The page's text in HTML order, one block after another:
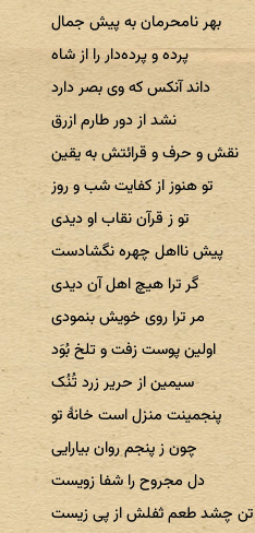
بهر نامحرمان به پیش جمال
پرده و پرده‌دار را از شاه
داند آنکس که وی بصر دارد
نشد از دور طارم ازرق
نقش و حرف و قرائتش به یقین
تو هنوز از کفایت شب و روز
تو ز قرآن نقاب او دیدی
پیش نااهل چهره نگشادست
گر ترا هیچ اهل آن دیدی
مر ترا روی خویش بنمودی
اولین پوست زفت و تلخ بُوَد
سیمین از حریر زرد تُنُک
پنجمینت منزل است خانهٔ تو
چون ز پنجم روان بیارایی
دل مجروح را شفا زویست
تن چشد طعم ثفلش از پی زیست